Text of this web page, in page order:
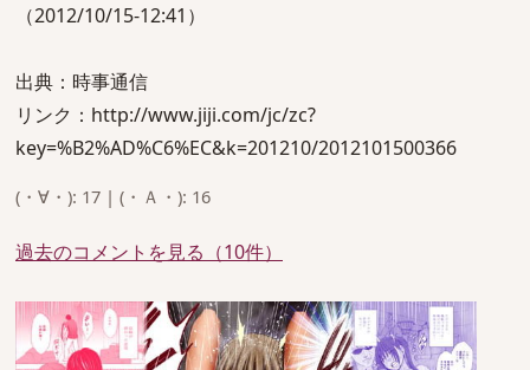
（2012/10/15-12:41）
出典：時事通信
リンク：http://www.jiji.com/jc/zc?
key=%B2%AD%C6%EC&k=201210/2012101500366
(・∀・): 17 | (・Ａ・): 16
過去のコメントを見る（10件）